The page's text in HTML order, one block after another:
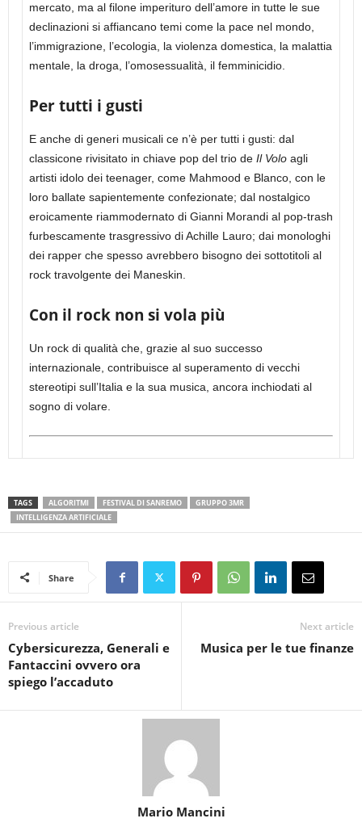
mercato, ma al filone imperituro dell’amore in tutte le sue
declinazioni si affiancano temi come la pace nel mondo,
l’immigrazione, l’ecologia, la violenza domestica, la malattia
mentale, la droga, l’omosessualità, il femminicidio.
Per tutti i gusti
E anche di generi musicali ce n’è per tutti i gusti: dal
classicone rivisitato in chiave pop del trio de Il Volo agli
artisti idolo dei teenager, come Mahmood e Blanco, con le
loro ballate sapientemente confezionate; dal nostalgico
eroicamente riammodernato di Gianni Morandi al pop-trash
furbescamente trasgressivo di Achille Lauro; dai monologhi
dei rapper che spesso avrebbero bisogno dei sottotitoli al
rock travolgente dei Maneskin.
Con il rock non si vola più
Un rock di qualità che, grazie al suo successo
internazionale, contribuisce al superamento di vecchi
stereotipi sull’Italia e la sua musica, ancora inchiodati al
sogno di volare.
TAGS ALGORITMI FESTIVAL DI SANREMO
GRUPPO 3MR
INTELLIGENZA ARTIFICIALE
Share
Previous article
Cybersicurezza, Generali e
Fantaccini ovvero ora
spiego l’accaduto
Next article
Musica per le tue finanze
Mario Mancini